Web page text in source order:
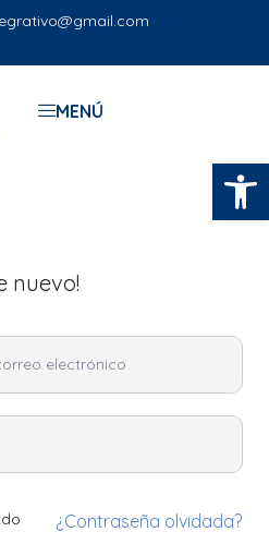
MENÚ
nuevo!
¿Contraseña olvidada?